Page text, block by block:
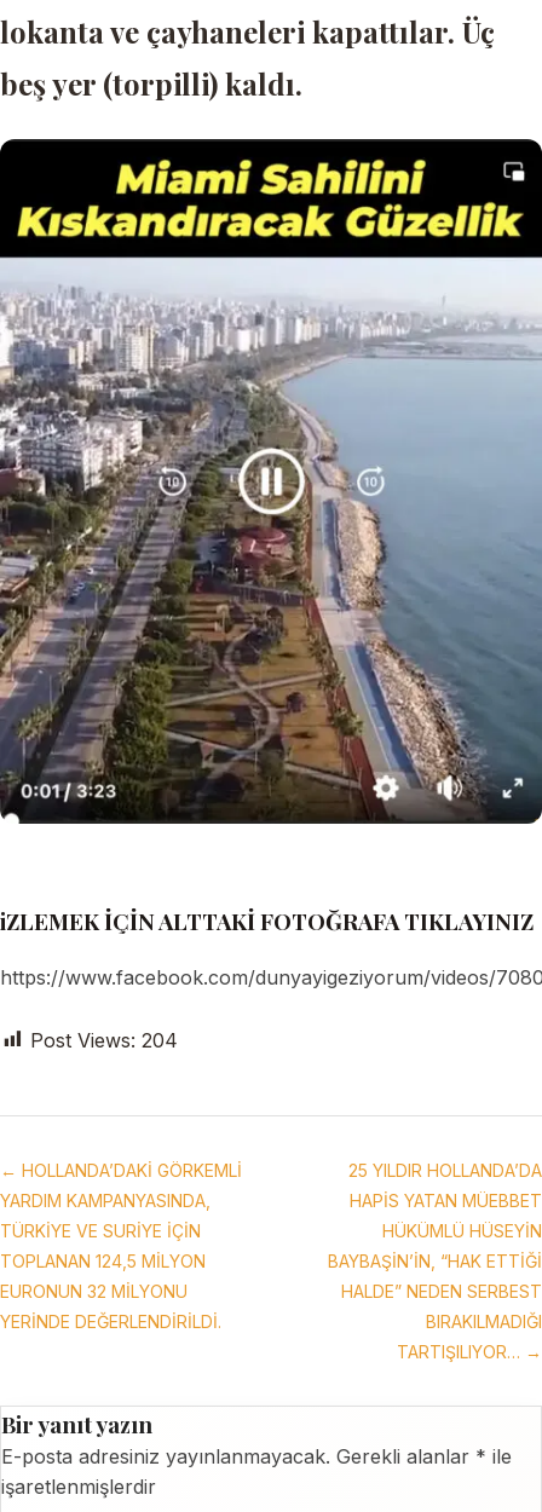
lokanta ve çayhaneleri kapattılar. Üç
beş yer (torpilli) kaldı.
iZLEMEK İÇİN ALTTAKİ FOTOĞRAFA TIKLAYINIZ
https://www.facebook.com/dunyayigeziyorum/videos/
Post Views: 204
← HOLLANDA’DAKİ GÖRKEMLİ
YARDIM KAMPANYASINDA,
TÜRKİYE VE SURİYE İÇİN
TOPLANAN 124,5 MİLYON
EURONUN 32 MİLYONU
YERİNDE DEĞERLENDİRİLDİ.
25 YILDIR HOLLANDA’DA
HAPİS YATAN MÜEBBET
HÜKÜMLÜ HÜSEYİN
BAYBAŞİN’İN, “HAK ETTİĞİ
HALDE” NEDEN SERBEST
BIRAKILMADIĞI
TARTIŞILIYOR… →
Bir yanıt yazın
E-posta adresiniz yayınlanmayacak. Gerekli alanlar * ile
işaretlenmişlerdir